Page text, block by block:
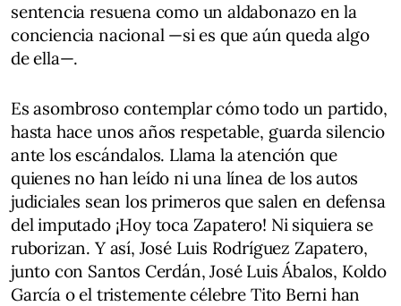
sentencia resuena como un aldabonazo en la
conciencia nacional —si es que aún queda algo
de ella—.
Es asombroso contemplar cómo todo un partido,
hasta hace unos años respetable, guarda silencio
ante los escándalos. Llama la atención que
quienes no han leído ni una línea de los autos
judiciales sean los primeros que salen en defensa
del imputado ¡Hoy toca Zapatero! Ni siquiera se
ruborizan. Y así, José Luis Rodríguez Zapatero,
junto con Santos Cerdán, José Luis Ábalos, Koldo
García o el tristemente célebre Tito Berni han